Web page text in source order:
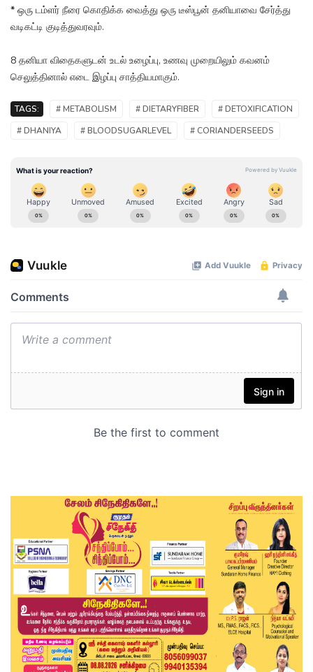
* ஒரு டம்ளர் நீரை கொதிக்க வைத்து ஒரு டீஸ்பூன் தனியாவை சேர்த்து
வடிகட்டி குடித்துவரவும்.
8 தனியா விதைகளுடன் உடல் உழைப்பு, உணவு முறையிலும் கவனம்
செலுத்தினால் எடை இழப்பு சாத்தியமாகும்.
TAGS: # METABOLISM # DIETARYFIBER
# DETOXIFICATION
# DHANIYA
# BLOODSUGARLEVEL # CORIANDERSEEDS